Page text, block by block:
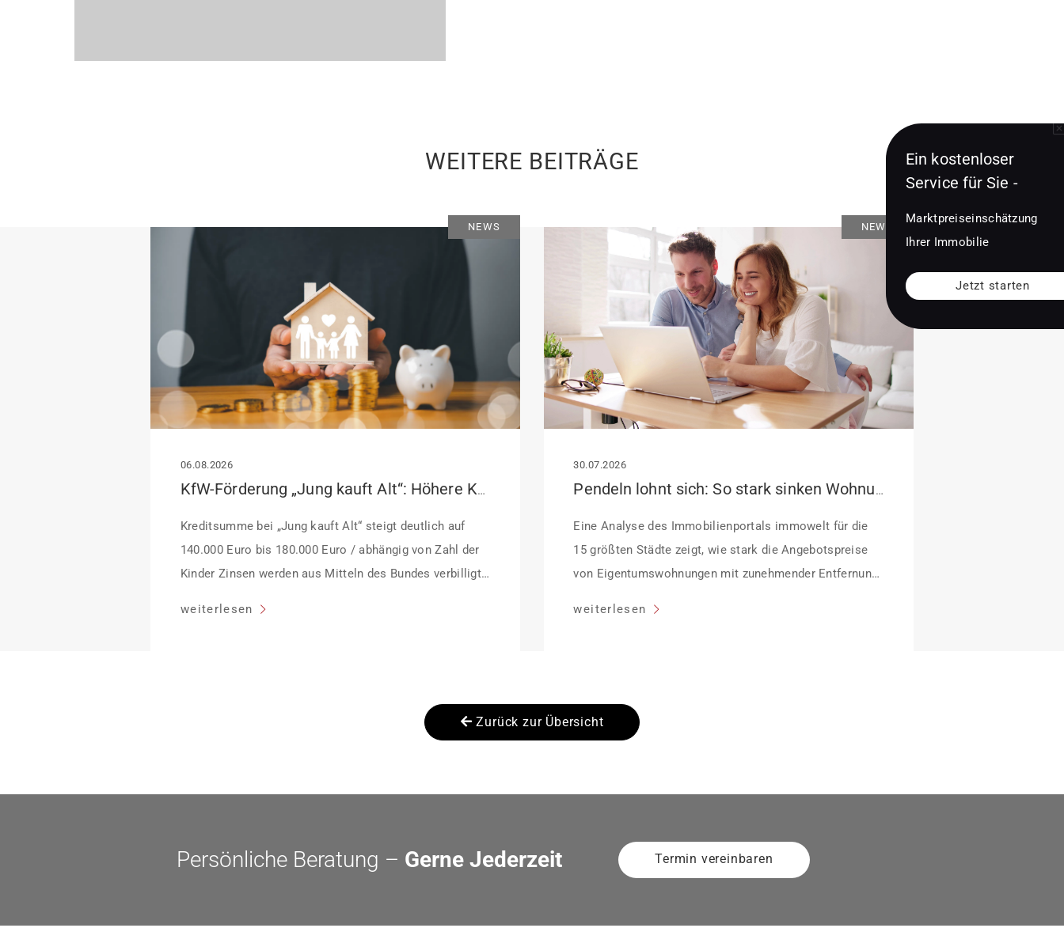
WEITERE BEITRÄGE
NEWS
06.08.2026
KfW-Förderung „Jung kauft Alt“: Höhere Kredite ab August 2026
Kreditsumme bei „Jung kauft Alt“ steigt deutlich auf
140.000 Euro bis 180.000 Euro / abhängig von Zahl der
Kinder Zinsen werden aus Mitteln des Bundes verbilligt:
weiterlesen
NEWS
30.07.2026
Pendeln lohnt sich: So stark sinken Wohnungspreise im Umland
Eine Analyse des Immobilienportals immowelt für die
15 größten Städte zeigt, wie stark die Angebotspreise
von Eigentumswohnungen mit zunehmender Entfernung
weiterlesen
Zurück zur Übersicht
Persönliche Beratung – Gerne Jederzeit Termin vereinbaren
Ein kostenloser
Service für Sie -
Marktpreiseinschätzung
Ihrer Immobilie
Jetzt starten